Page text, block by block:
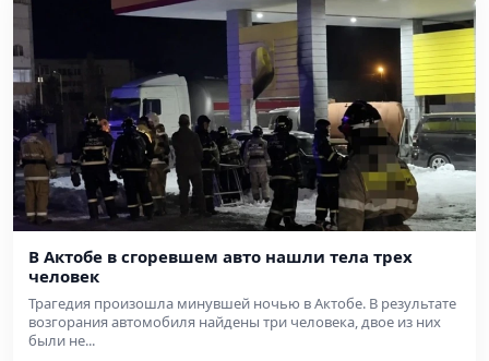
В Актобе в сгоревшем авто нашли тела трех
человек
Трагедия произошла минувшей ночью в Актобе. В результате
возгорания автомобиля найдены три человека, двое из них
были не...